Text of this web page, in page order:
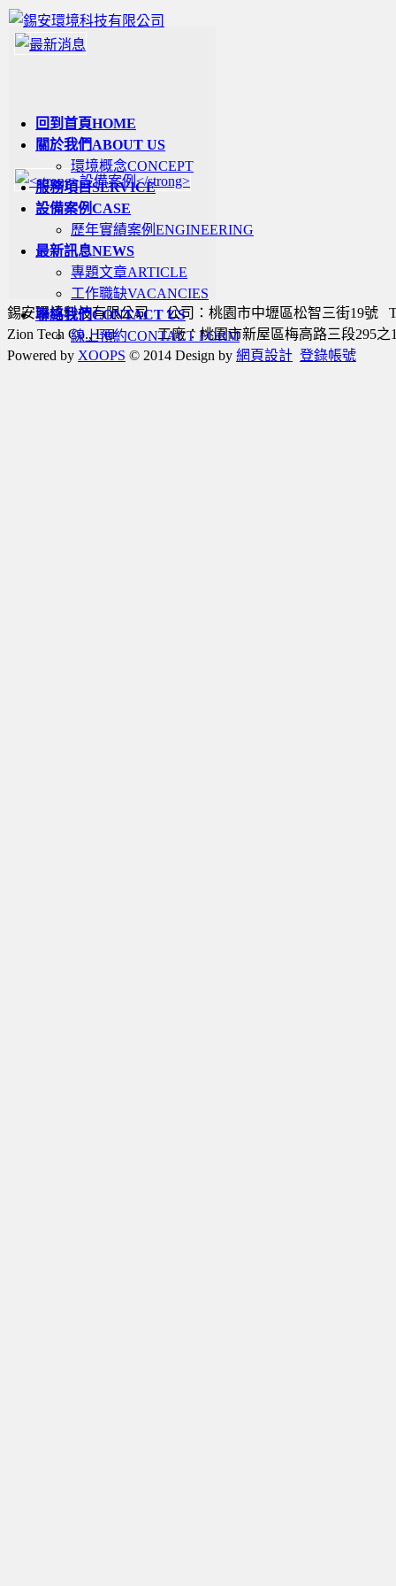
回到首頁HOME
關於我們ABOUT US
環境概念CONCEPT
服務項目SERVICE
設備案例CASE
歷年實績案例 ENGINEERING
最新訊息NEWS
專題文章ARTICLE
工作職缺VACANCIES
聯絡我們CONTACT US
線上預約CONTACT FORM
錫安環境科技有限公司 公司：桃園市中壢區松智三街19號
Zion Tech Co., Ltd 工廠：桃園市新屋區梅高路三段295之
Powered by XOOPS © 2014 Design by 網頁設計 登錄帳號